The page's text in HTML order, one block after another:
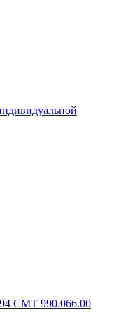
CMT 990.066.00